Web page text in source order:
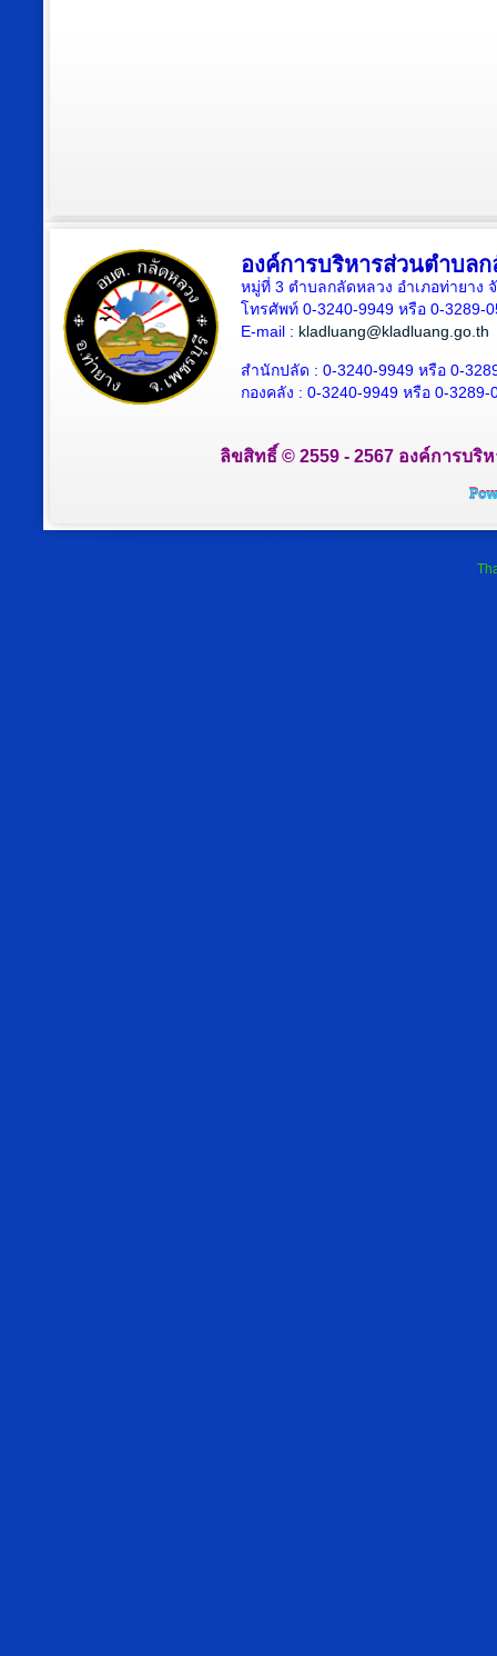
องค์การบริหารส่วนตำบลก
หมู่ที่ 3 ตำบลกลัดหลวง อำเภอท่ายาง
โทรศัพท์ 0-3240-9949 หรือ 0-3289-
E-mail : kladluang@kladluang.go.th
สำนักปลัด : 0-3240-9949 หรือ 0-
กองคลัง : 0-3240-9949 หรือ 0-3289-
ลิขสิทธิ์ © 2559 - 2567 องค์การบริ